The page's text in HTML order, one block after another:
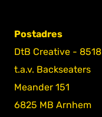
Postadres
DtB Creative - 8518
t.a.v. Backseaters
Meander 151
6825 MB Arnhem